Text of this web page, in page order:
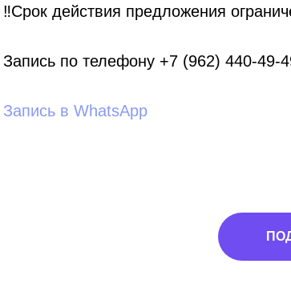
‼Срок действия предложения
Запись по телефону +7 (962) 440-49-
Запись в WhatsApp